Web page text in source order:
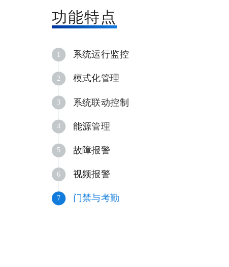
功能特点
1 系统运行监控
2 模式化管理
3 系统联动控制
4 能源管理
5 故障报警
6 视频报警
7 门禁与考勤